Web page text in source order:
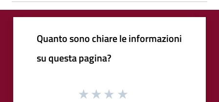
Quanto sono chiare le informazioni
su questa pagina?